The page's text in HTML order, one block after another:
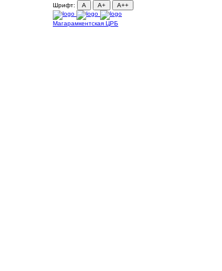
Шрифт: A A+ A++
Магарамкентская ЦРБ